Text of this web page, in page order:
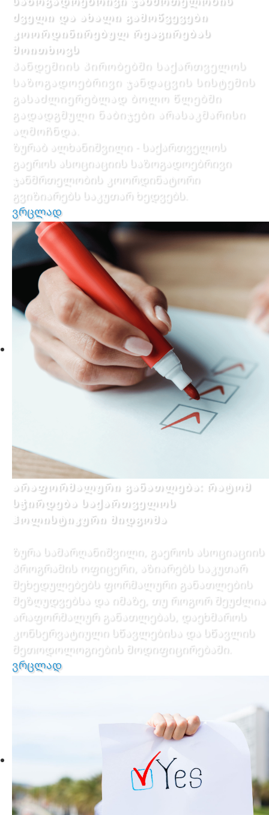
ძველი და ახალი გამოწვევები
კოორდინირებულ რეაგირებას
მოითხოვს
პანდემიის პირობებში საქართველოს
საზოგადოებრივი ჯანდაცვის სისტემის
გასაძლიერებლად ბოლო წლებში
გადადგმული ნაბიჯები არასაკმარისი
აღმოჩნდა.
ზურაბ ალხანიშვილი - საქართველოს
გაეროს ასოციაციის საზოგადოებრივი
ჯანმრთელობის კოორდინატორი
გვიზიარებს საკუთარ ხედვებს.
ვრცლად
არაფორმალური განათლება: რატომ
სჭირდება საქართველოს
ჰოლისტიკური მიდგომა
ზურა სამარღანიშვილი, გაეროს ასოციაციის
პროგრამის ოფიცერი, აზიარებს საკუთარ
შეხედულებებს ფორმალური განათლების
შეზღუდვებსა და იმაზე, თუ როგორ შეუძლია
არაფორმალურ განათლებას, დაეხმაროს
კონსერვატიული სწავლებისა და სწავლის
მეთოდოლოგიების მოდიფიცირებაში.
ვრცლად